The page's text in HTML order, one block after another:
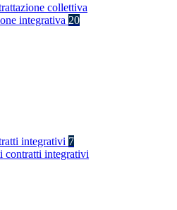
collettiva
integrativa 20
integrativi 7
contratti integrativi